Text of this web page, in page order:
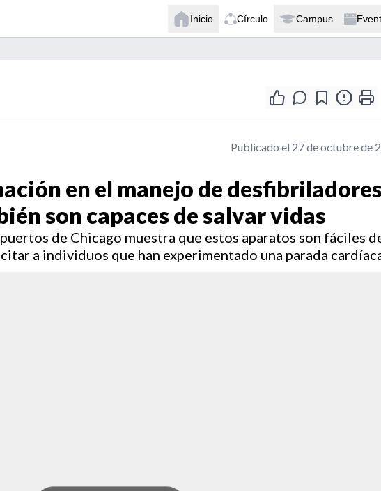
Inicio Círculo Campus
Publicado el 27 de octubre de
en el manejo de
son capaces de salvar vidas
de Chicago muestra que estos aparatos son fáciles
a individuos que han experimentado una parada